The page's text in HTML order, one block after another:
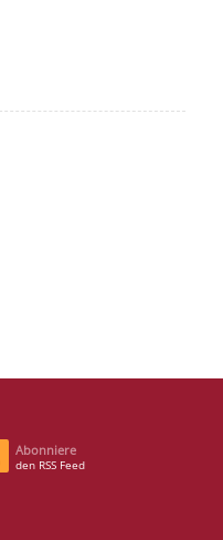
Abonniere
den RSS Feed